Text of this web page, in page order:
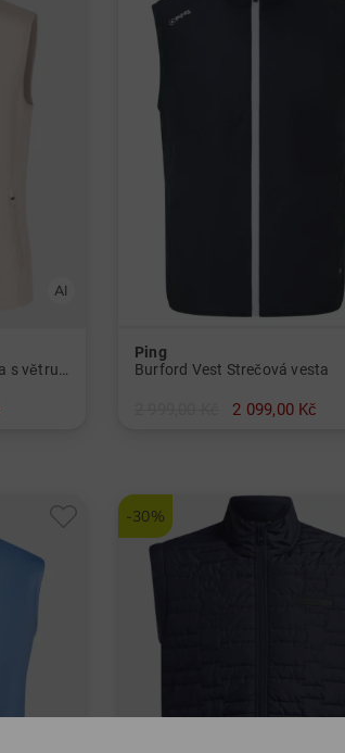
Ping
Burford Vest Strečová vesta
2 099,00 Kč
-30%